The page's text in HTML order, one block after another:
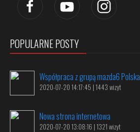
POPULARNE POSTY
Współpraca z grupą mazda6 Polska
2020-07-20 14:17:45 | 1443 wizyt
Nowa strona internetowa
2020-07-20 13:08:16 | 1321 wizyt